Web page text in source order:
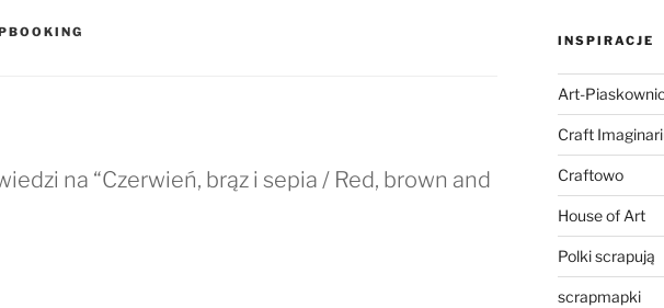
na “Czerwień, brąz i sepia / Red, brown and
INSPIRACJE
Art-
Craft
Craftowo
House of Art
Polki scrapują
scrapmapki